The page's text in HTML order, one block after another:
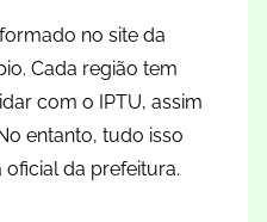
no site da
Cada região tem
com o IPTU, assim
entanto, tudo isso
da prefeitura.